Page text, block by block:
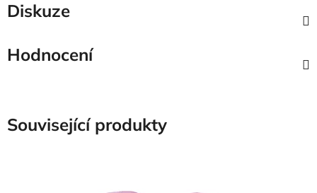
Diskuze
Hodnocení
Související produkty